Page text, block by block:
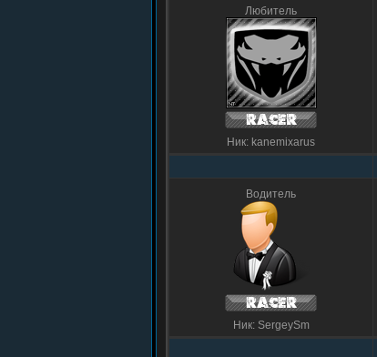
Любитель
Ник: kanemixarus
Водитель
Ник: SergeySm